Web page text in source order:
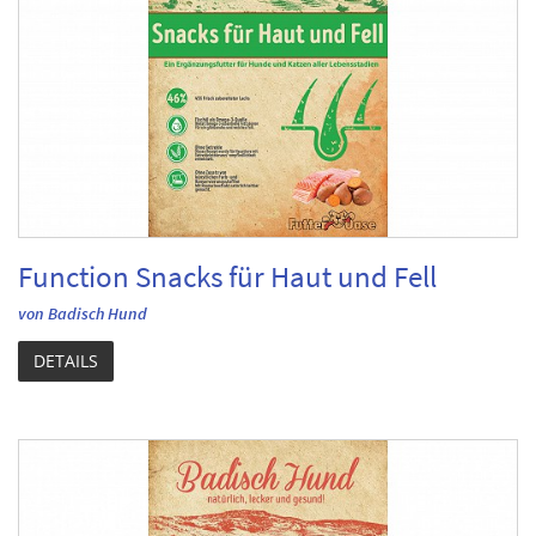
Function Snacks für Haut und Fell
von Badisch Hund
DETAILS